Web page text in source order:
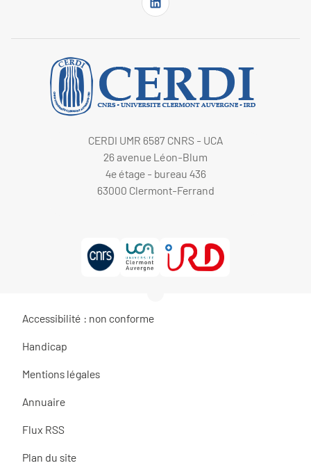
CERDI UMR 6587 CNRS - UCA
26 avenue Léon-Blum
4e étage - bureau 436
63000 Clermont-Ferrand
Accessibilité : non conforme
Handicap
Mentions légales
Annuaire
Flux RSS
Plan du site